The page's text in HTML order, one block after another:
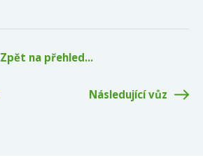
Zpět na přehled...
Následující vůz